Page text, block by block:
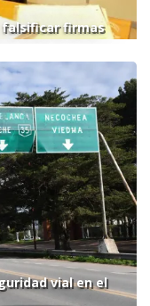
falsificar firmas
vial en el